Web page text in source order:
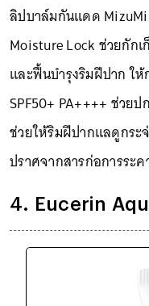
ลิปบาล์มกันแดด
Moisture Lock ช่วยกัก
และฟื้นบำรุงริมฝีปาก ใ
SPF50+ PA++++ ช่วย
ช่วยให้ริมฝีปากแลดูกระ
ปราศจากสารก่อการระ
4. Eucerin